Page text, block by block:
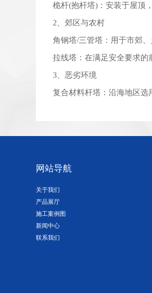
桅杆(抱杆塔)：安装于屋顶
2、郊区与农村
角钢塔/三管塔：用于市郊
拉线塔：在满足安全要求的
3、恶劣环境
复合材料杆塔：沿海地区选
网站导航
关于我们
产品展厅
施工案例图
新闻中心
联系我们